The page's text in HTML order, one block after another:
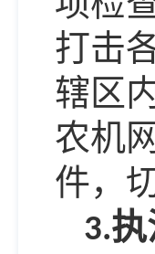
打击
辖区
农机
件，
3.